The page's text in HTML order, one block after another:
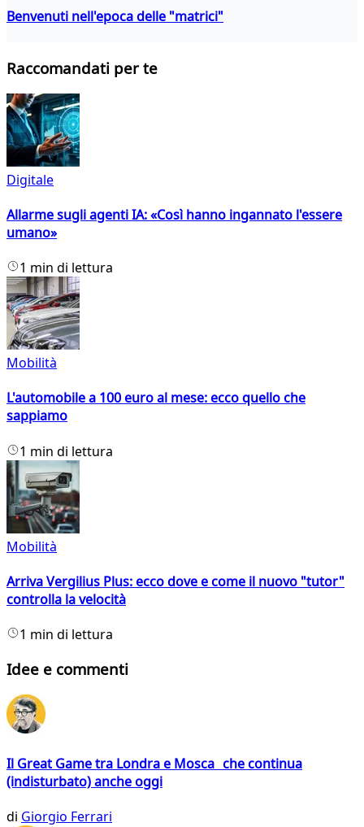
Benvenuti nell'epoca delle "matrici"
Raccomandati per te
Digitale
Allarme sugli agenti IA: «Così hanno ingannato l'essere
umano»
1 min di lettura
Mobilità
L'automobile a 100 euro al mese: ecco quello che
sappiamo
1 min di lettura
Mobilità
Arriva Vergilius Plus: ecco dove e come il nuovo "tutor"
controlla la velocità
1 min di lettura
Idee e commenti
Il Great Game tra Londra e Mosca che continua
(indisturbato) anche oggi
di Giorgio Ferrari